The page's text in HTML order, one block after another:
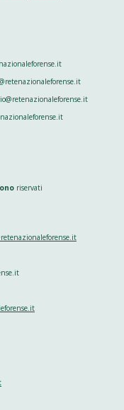
riservati